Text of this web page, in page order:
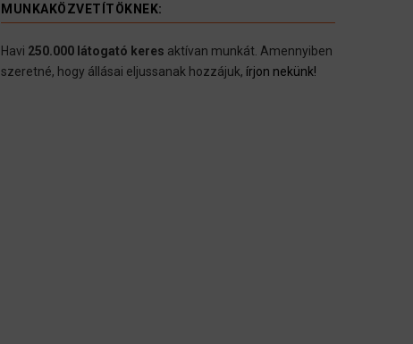
MUNKAKÖZVETÍTÖKNEK:
Havi 250.000 látogató keres aktívan munkát. Amennyiben
szeretné, hogy állásai eljussanak hozzájuk, írjon nekünk!